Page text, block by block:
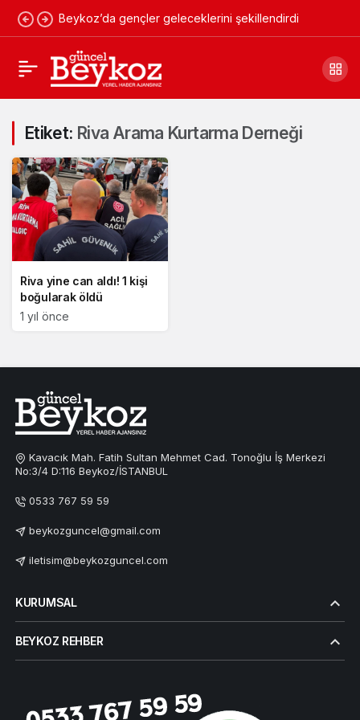
Beykoz’da gençler geleceklerini şekillendirdi
Etiket: Riva Arama Kurtarma Derneği
Riva yine can aldı! 1 kişi
boğularak öldü
1 yıl önce
Kavacık Mah. Fatih Sultan Mehmet Cad. Tonoğlu İş Merkezi
No:3/4 D:116 Beykoz/İSTANBUL
0533 767 59 59
beykozguncel@gmail.com
iletisim@beykozguncel.com
KURUMSAL
BEYKOZ REHBER